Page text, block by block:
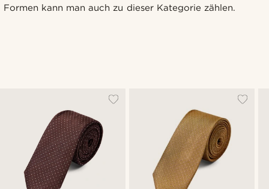
Formen kann man auch zu dieser Kategorie zählen.